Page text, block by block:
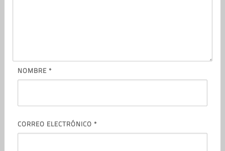
NOMBRE *
CORREO ELECTRÓNICO *